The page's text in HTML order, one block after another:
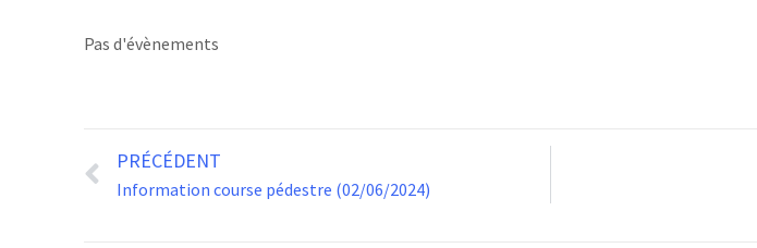
Pas d'évènements
PRÉCÉDENT
Information course pédestre (02/06/2024)